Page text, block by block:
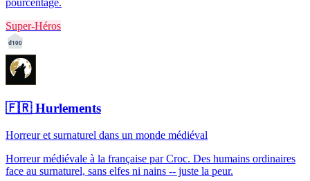
pourcentage.
Super-Héros
d100
🇫🇷Hurlements
Horreur et surnaturel dans un monde médiéval
Horreur médiévale à la française par Croc. Des humains ordinaires
face au surnaturel, sans elfes ni nains -- juste la peur.